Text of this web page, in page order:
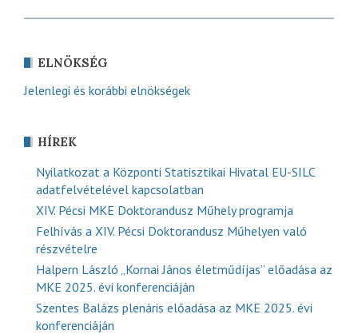
ELNÖKSÉG
Jelenlegi és korábbi elnökségek
HÍREK
Nyilatkozat a Központi Statisztikai Hivatal EU-SILC
adatfelvételével kapcsolatban
XIV. Pécsi MKE Doktorandusz Műhely programja
Felhívás a XIV. Pécsi Doktorandusz Műhelyen való
részvételre
Halpern László „Kornai János életműdíjas” előadása az
MKE 2025. évi konferenciáján
Szentes Balázs plenáris előadása az MKE 2025. évi
konferenciáján